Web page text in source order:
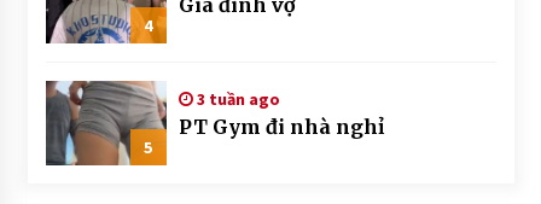
4
Gia đình vợ
5
3 tuần ago
PT Gym đi nhà nghỉ